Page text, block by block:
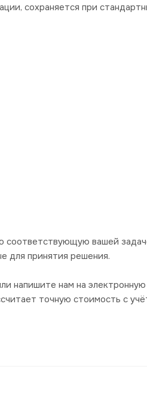
сохраняется при
соответствующую вашей
для принятия решения.
напишите нам на электронную
точную стоимость с